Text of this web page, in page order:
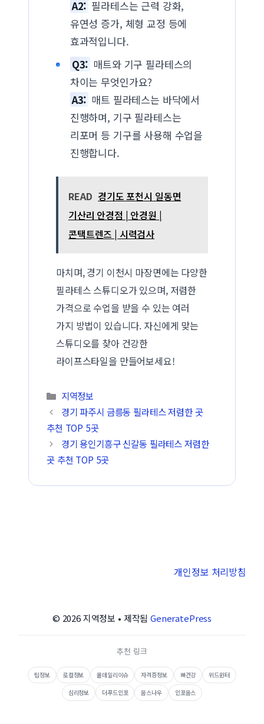
A2: 필라테스는 근력 강화,
유연성 증가, 체형 교정 등에
효과적입니다.
Q3: 매트와 기구 필라테스의
차이는 무엇인가요?
A3: 매트 필라테스는 바닥에서
진행하며, 기구 필라테스는
리포머 등 기구를 사용해 수업을
진행합니다.
READ 경기도 포천시 일동면
기산리 안경점 | 안경원 |
콘택트렌즈 | 시력검사
마치며, 경기 이천시 마장면에는 다양한
필라테스 스튜디오가 있으며, 저렴한
가격으로 수업을 받을 수 있는 여러
가지 방법이 있습니다. 자신에게 맞는
스튜디오를 찾아 건강한
라이프스타일을 만들어보세요!
카테고리
지역정보
경기 파주시 금릉동 필라테스 저렴한 곳
추천 TOP 5곳
경기 용인기흥구 신갈동 필라테스 저렴한
곳 추천 TOP 5곳
개인정보 처리방침
© 2026 지역정보 • 제작됨GeneratePress
추천 링크
팁정보 로컬정보 올데일리이슈 자격증정보 뼈건강
위드윈터
심리정보
더푸드인포 웁스나우 인포웁스